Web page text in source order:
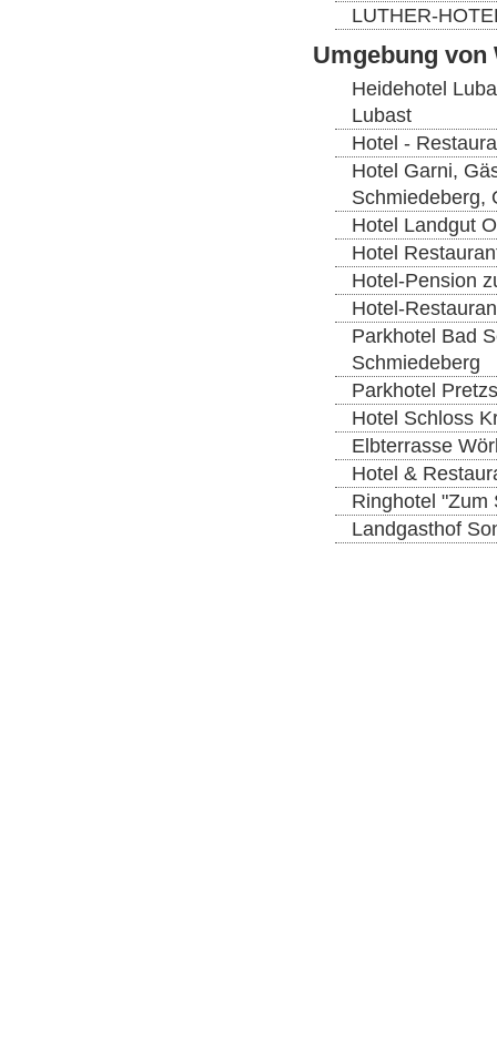
LUTHER-
Umgebung von
Heidehotel
Lubast
Hotel -
Hotel Garni,
Schmiedeberg,
Hotel Landgut
Hotel
Hotel-Pension
Hotel-
Parkhotel Bad
Schmiedeberg
Parkhotel
Hotel Schloss
Elbterrasse
Hotel &
Ringhotel "Zum
Landgasthof